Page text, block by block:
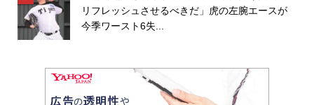
リフレッシュさせるべきだ」虎の左腕エースが
今季ワースト6失...